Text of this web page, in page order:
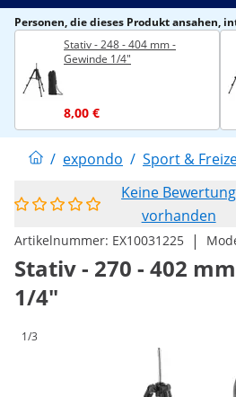
Personen, die dieses Produkt ansahen,
Stativ - 248 - 404 mm -
Gewinde 1/4"
8,00 €
/ expondo / Sport &
Keine Bewertung
vorhanden
Artikelnummer: EX10031225 |
Stativ - 270 - 402
1/4"
1/3